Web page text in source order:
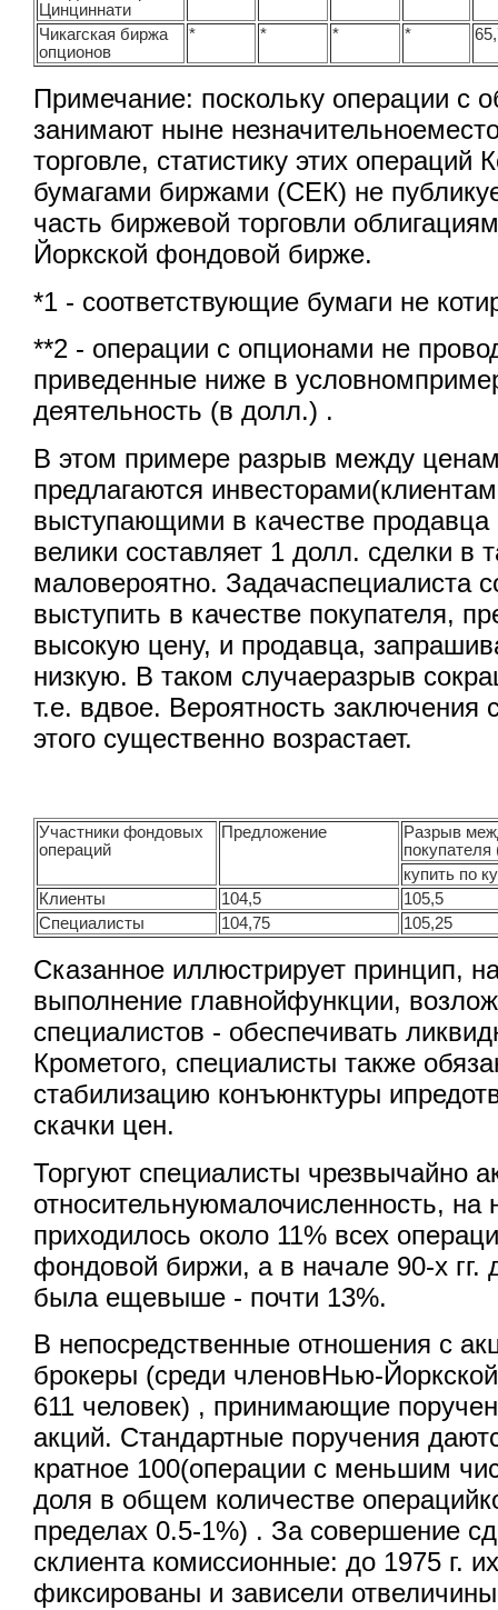
Цинциннати
Чикагская биржа
опционов
* * * *
Примечание: поскольку операции с
занимают ныне
торговле, статистику этих
бумагами биржами (СЕК) не
часть биржевой торговли
Йоркской фондовой бирже.
*1 - соответствующие бумаги не
**2 - операции с опционами не
приведенные ниже в
деятельность (в долл.) .
В этом примере разрыв между
предлагаются
выступающими в качестве продавца
велики составляет 1 долл. сделки в
маловероятно. Задачаспециалиста
выступить в качестве покупателя,
высокую цену, и продавца,
низкую. В таком случаеразрыв
т.е. вдвое. Вероятность заключения
этого существенно возрастает.
Участники фондовых
операций
Предложение
Разрыв
купить по
Клиенты
104,5
105,5
Специалисты
104,75 105,25
Сказанное иллюстрирует принцип,
выполнение главнойфункции,
специалистов - обеспечивать
Крометого, специалисты также
стабилизацию конъюнктуры
скачки цен.
Торгуют специалисты чрезвычайно
относительнуюмалочисленность, на
приходилось около 11% всех
фондовой биржи, а в начале 90-х гг.
была ещевыше - почти 13%.
В непосредственные отношения с
брокеры (среди членовНью-
611 человек) , принимающие
акций. Стандартные поручения
кратное 100(операции с меньшим
доля в общем количестве
пределах 0.5-1%) . За совершение
склиента комиссионные: до 1975 г.
фиксированы и зависели